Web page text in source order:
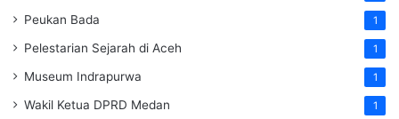
Peukan Bada 1
Pelestarian Sejarah di Aceh 1
Museum Indrapurwa 1
Wakil Ketua DPRD Medan 1